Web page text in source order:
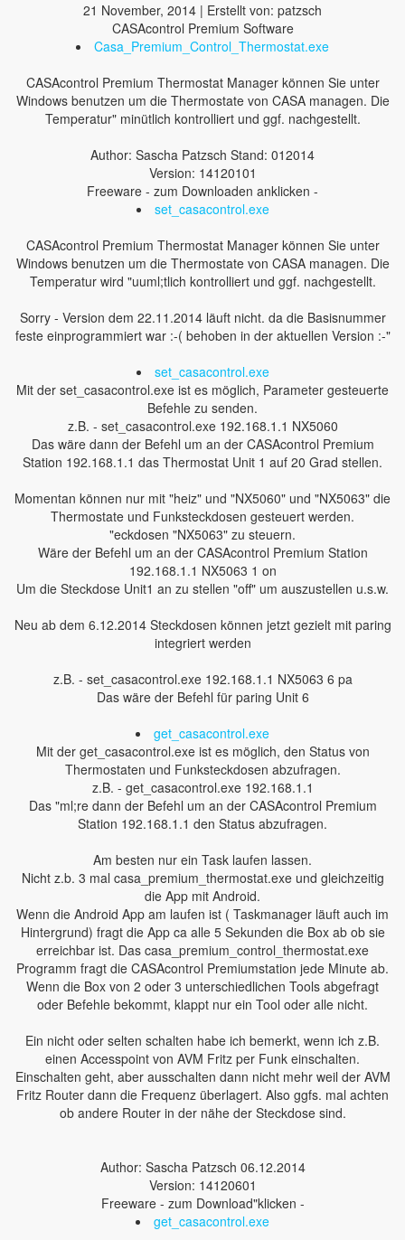
21 November, 2014 | Erstellt von: patzsch
CASAcontrol Premium Software
Casa_Premium_Control_Thermostat.exe
CASAcontrol Premium Thermostat Manager können Sie unter
Windows benutzen um die Thermostate von CASA managen. Die
Temperatur" minütlich kontrolliert und ggf. nachgestellt.
Author: Sascha Patzsch Stand: 012014
Version: 14120101
Freeware - zum Downloaden anklicken -
set_casacontrol.exe
CASAcontrol Premium Thermostat Manager können Sie unter
Windows benutzen um die Thermostate von CASA managen. Die
Temperatur wird "uuml;tlich kontrolliert und ggf. nachgestellt.
Sorry - Version dem 22.11.2014 läuft nicht. da die Basisnummer
feste einprogrammiert war :-( behoben in der aktuellen Version :-"
set_casacontrol.exe
Mit der set_casacontrol.exe ist es möglich, Parameter gesteuerte
Befehle zu senden.
z.B. - set_casacontrol.exe 192.168.1.1 NX5060
Das wäre dann der Befehl um an der CASAcontrol Premium
Station 192.168.1.1 das Thermostat Unit 1 auf 20 Grad stellen.
Momentan können nur mit "heiz" und "NX5060" und "NX5063" die
Thermostate und Funksteckdosen gesteuert werden.
"eckdosen "NX5063" zu steuern.
Wäre der Befehl um an der CASAcontrol Premium Station
192.168.1.1 NX5063 1 on
Um die Steckdose Unit1 an zu stellen "off" um auszustellen u.s.w.
Neu ab dem 6.12.2014 Steckdosen können jetzt gezielt mit paring
integriert werden
z.B. - set_casacontrol.exe 192.168.1.1 NX5063 6 pa
Das wäre der Befehl für paring Unit 6
get_casacontrol.exe
Mit der get_casacontrol.exe ist es möglich, den Status von
Thermostaten und Funksteckdosen abzufragen.
z.B. - get_casacontrol.exe 192.168.1.1
Das "ml;re dann der Befehl um an der CASAcontrol Premium
Station 192.168.1.1 den Status abzufragen.
Am besten nur ein Task laufen lassen.
Nicht z.b. 3 mal casa_premium_thermostat.exe und gleichzeitig
die App mit Android.
Wenn die Android App am laufen ist ( Taskmanager läuft auch im
Hintergrund) fragt die App ca alle 5 Sekunden die Box ab ob sie
erreichbar ist. Das casa_premium_control_thermostat.exe
Programm fragt die CASAcontrol Premiumstation jede Minute ab.
Wenn die Box von 2 oder 3 unterschiedlichen Tools abgefragt
oder Befehle bekommt, klappt nur ein Tool oder alle nicht.
Ein nicht oder selten schalten habe ich bemerkt, wenn ich z.B.
einen Accesspoint von AVM Fritz per Funk einschalten.
Einschalten geht, aber ausschalten dann nicht mehr weil der AVM
Fritz Router dann die Frequenz überlagert. Also ggfs. mal achten
ob andere Router in der nähe der Steckdose sind.
Author: Sascha Patzsch 06.12.2014
Version: 14120601
Freeware - zum Download"klicken -
get_casacontrol.exe